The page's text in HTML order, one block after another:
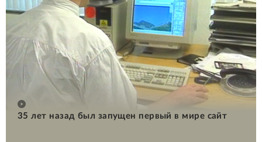
35 лет назад был запущен первый в мире сайт